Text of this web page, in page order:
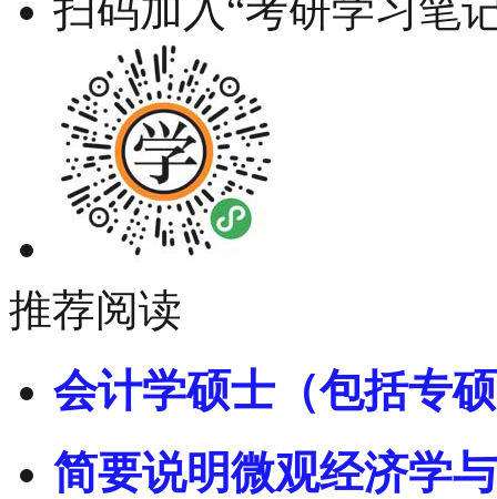
扫码加入“考研学习笔
推荐阅读
会计学硕士（包括专
简要说明微观经济学